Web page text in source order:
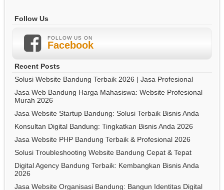
Follow Us
FOLLOW US ON
Facebook
Recent Posts
Solusi Website Bandung Terbaik 2026 | Jasa Profesional
Jasa Web Bandung Harga Mahasiswa: Website Profesional
Murah 2026
Jasa Website Startup Bandung: Solusi Terbaik Bisnis Anda
Konsultan Digital Bandung: Tingkatkan Bisnis Anda 2026
Jasa Website PHP Bandung Terbaik & Profesional 2026
Solusi Troubleshooting Website Bandung Cepat & Tepat
Digital Agency Bandung Terbaik: Kembangkan Bisnis Anda
2026
Jasa Website Organisasi Bandung: Bangun Identitas Digital